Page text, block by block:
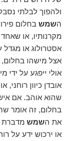
ולהפוך לבלתי
השמש בחלום
מקרנותיו, או
אסטרולוג או
אצל מישהו בחלום,
אולי ייפגע על ידי
אובדן כיוון
שהוא אוהב. אם
בחלום, זה אומר
את השמש מדברת
או ירכוש ידע על